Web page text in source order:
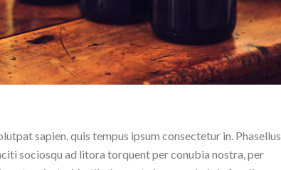
sapien, quis tempus ipsum consectetur in. Phasellus
sociosqu ad litora torquent per conubia nostra, per